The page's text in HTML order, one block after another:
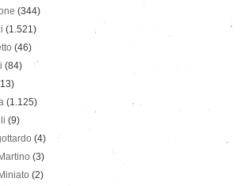
(344)
(1.521)
(46)
(84)
(1.125)
(9)
(4)
(3)
(2)